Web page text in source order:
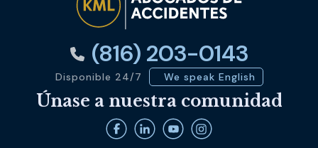
(816) 203-0143
Disponible 24/7 We speak English
Únase a nuestra comunidad